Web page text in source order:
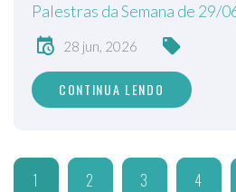
Palestras da Semana de 29/
28 jun, 2026
CONTINUA LENDO
1 2 3 4